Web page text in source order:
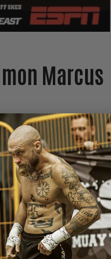
Marcus
(88-7, 34 KO) VS. Simon ‘Bad
februari 2016 på
GLORY 27:
som är denriktiga kungen i
Deras senaste match i
borde ha fått med sig
är ett måste. Både två har
skadade sin häl och var
hann gå en match mot Daniel
oss en riktig vass match